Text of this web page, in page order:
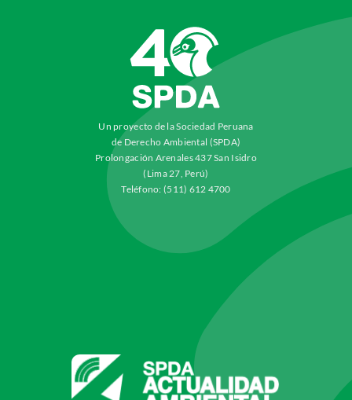
Un proyecto de la Sociedad Peruana
de Derecho Ambiental (SPDA)
Prolongación Arenales 437 San Isidro
(Lima 27, Perú)
Teléfono: (511) 612 4700